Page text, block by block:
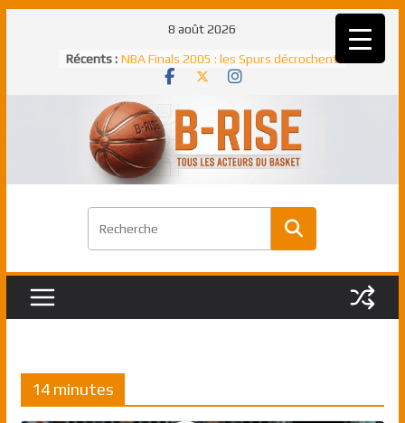
8 août 2026
Récents : NBA Finals 2005 : les Spurs décrochent
un troisième titre NBA, la rude bataille
NBA Finals 2021 : les Bucks et Giannis
Antetokounmpo triomphent, le Greek
Freek élu MVP
Shai Gilgeous-Alexander : son premier
match à plus de 40 points en NBA, le
Pau Gasol dans l’histoire en 2002 :
premier européen sacré Rookie de
Rudy Gobert, deuxième Français élu
14 minutes